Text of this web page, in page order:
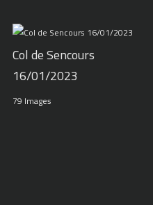
Col de Sencours
16/01/2023
79 Images